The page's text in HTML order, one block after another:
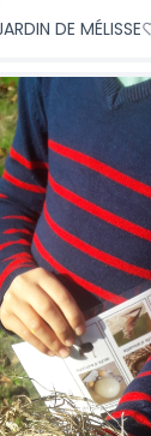
DE MÉLISSE